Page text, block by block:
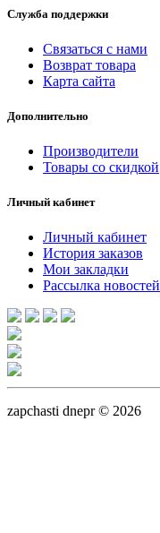
Служба поддержки
Связаться с нами
Возврат товара
Карта сайта
Дополнительно
Производители
Товары со скидкой
Личный кабинет
Личный кабинет
История заказов
Мои закладки
Рассылка новостей
zapchasti dnepr © 2026